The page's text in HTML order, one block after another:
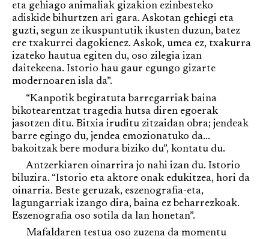
eta gehiago animaliak gizakion ezinbesteko
adiskide bihurtzen ari gara. Askotan gehiegi eta
guzti, segun ze ikuspuntutik ikusten duzun, batez
ere txakurrei dagokienez. Askok, umea ez, txakurra
izateko hautua egiten du, oso zilegia izan
daitekeena. Istorio hau gaur egungo gizarte
modernoaren isla da”.
“Kanpotik begiratuta barregarriak baina
bikotearentzat tragedia hutsa diren egoerak
jasotzen ditu. Bitxia iruditu zitzaidan obra; jendeak
barre egingo du, jendea emozionatuko da...
bakoitzak bere modura biziko du”, kontatu du.
Antzerkiaren oinarrira jo nahi izan du. Istorio
biluzira. “Istorio eta aktore onak edukitzea, hori da
oinarria. Beste geruzak, eszenografia-eta,
lagungarriak izango dira, baina ez beharrezkoak.
Eszenografia oso sotila da lan honetan”.
Mafaldaren testua oso zuzena da momentu